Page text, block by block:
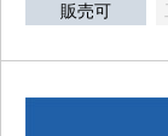
販売可